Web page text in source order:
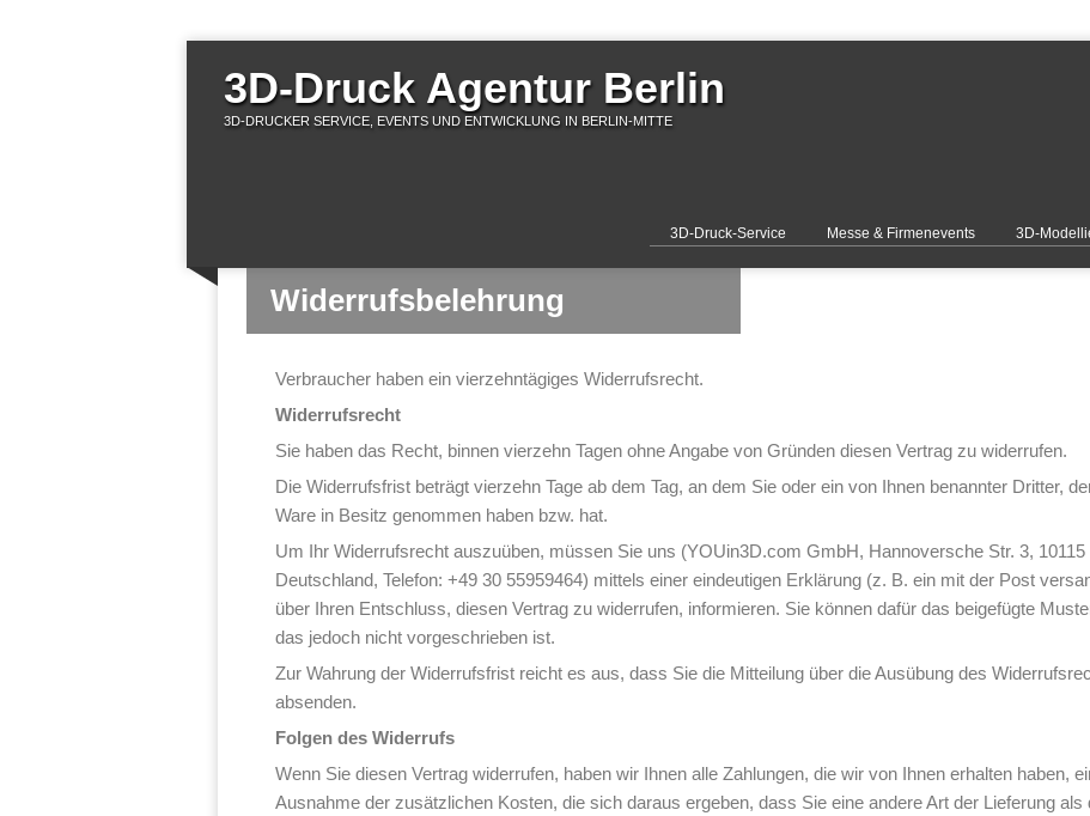
3D-Druck Agentur Berlin
3D-DRUCKER SERVICE, EVENTS UND ENTWICKLUNG IN BERLIN-MITTE
3D-Druck-Service Messe & Firmenevents 3D-
Widerrufsbelehrung
Verbraucher haben ein vierzehntägiges Widerrufsrecht.
Widerrufsrecht
Sie haben das Recht, binnen vierzehn Tagen ohne Angabe von Gründen diesen Vertrag zu widerrufen.
Die Widerrufsfrist beträgt vierzehn Tage ab dem Tag, an dem Sie oder ein von Ihnen benannter Dritter,
Ware in Besitz genommen haben bzw. hat.
Um Ihr Widerrufsrecht auszuüben, müssen Sie uns (YOUin3D.com GmbH, Hannoversche Str. 3, 10115
Deutschland, Telefon: +49 30 55959464) mittels einer eindeutigen Erklärung (z. B. ein mit der Post
über Ihren Entschluss, diesen Vertrag zu widerrufen, informieren. Sie können dafür das beigefügte
das jedoch nicht vorgeschrieben ist.
Zur Wahrung der Widerrufsfrist reicht es aus, dass Sie die Mitteilung über die Ausübung des
absenden.
Folgen des Widerrufs
Wenn Sie diesen Vertrag widerrufen, haben wir Ihnen alle Zahlungen, die wir von Ihnen erhalten haben,
Ausnahme der zusätzlichen Kosten, die sich daraus ergeben, dass Sie eine andere Art der Lieferung als